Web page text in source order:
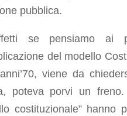
pubblica.
se pensiamo ai
del modello
viene da
poteva porvi un
costituzionale” hanno